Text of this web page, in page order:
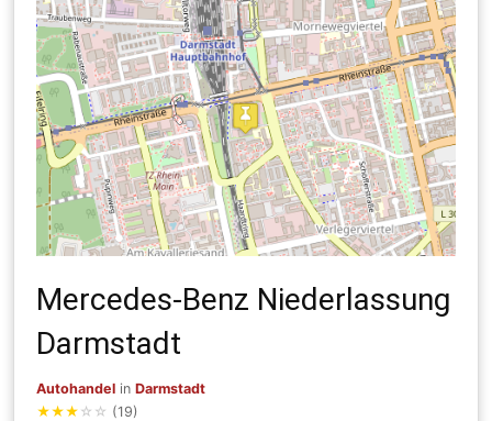
Mercedes-Benz Niederlassung
Darmstadt
Autohandel inDarmstadt
★★★ ☆ ☆ (19)